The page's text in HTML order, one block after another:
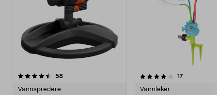
58anmeldelser
Vannspredere
4.0 av 5 stjerner 17anmeldelser
Vannleker
5.0 av 5 stjerner